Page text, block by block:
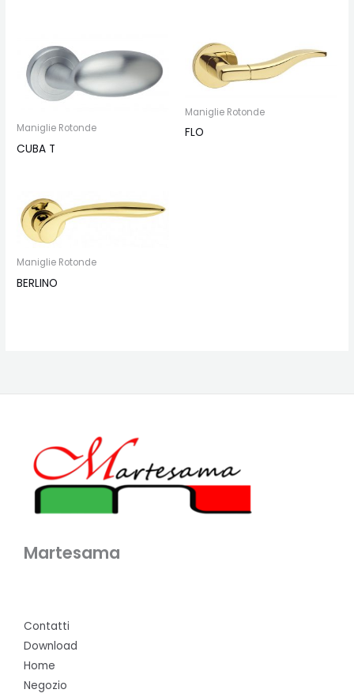
Maniglie Rotonde
CUBA T
Maniglie Rotonde
FLO
Maniglie Rotonde
BERLINO
Martesama
Contatti
Download
Home
Negozio